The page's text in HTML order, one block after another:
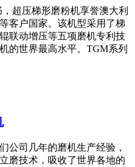
超压梯形磨粉机享誉澳大利
客户国家。该机型采用了梯
联动增压等五项磨机专利技
的世界最高水平。TGM系列
公司几年的磨机生产经验，
磨技术，吸收了世界各地的